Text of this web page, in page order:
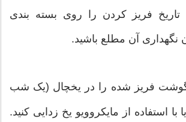
تاریخ فریز کردن را روی بسته بندی
نگهداری آن مطلع باشید.
فریز شده را در یخچال (یک شب
استفاده از مایکروویو یخ زدایی کنید.